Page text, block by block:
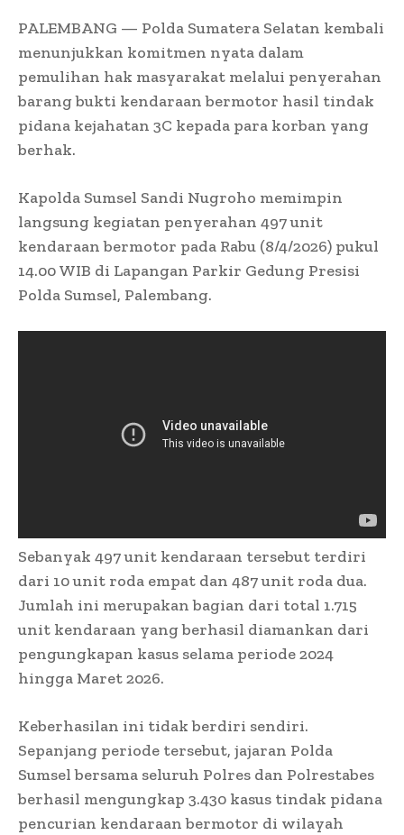
PALEMBANG — Polda Sumatera Selatan kembali
menunjukkan komitmen nyata dalam
pemulihan hak masyarakat melalui penyerahan
barang bukti kendaraan bermotor hasil tindak
pidana kejahatan 3C kepada para korban yang
berhak.
Kapolda Sumsel Sandi Nugroho memimpin
langsung kegiatan penyerahan 497 unit
kendaraan bermotor pada Rabu (8/4/2026) pukul
14.00 WIB di Lapangan Parkir Gedung Presisi
Polda Sumsel, Palembang.
Sebanyak 497 unit kendaraan tersebut terdiri
dari 10 unit roda empat dan 487 unit roda dua.
Jumlah ini merupakan bagian dari total 1.715
unit kendaraan yang berhasil diamankan dari
pengungkapan kasus selama periode 2024
hingga Maret 2026.
Keberhasilan ini tidak berdiri sendiri.
Sepanjang periode tersebut, jajaran Polda
Sumsel bersama seluruh Polres dan Polrestabes
berhasil mengungkap 3.430 kasus tindak pidana
pencurian kendaraan bermotor di wilayah